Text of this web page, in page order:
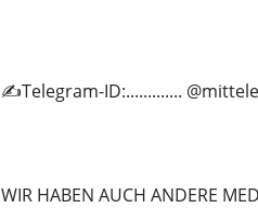
✍️Telegram-ID:.............
WIR HABEN AUCH ANDERE